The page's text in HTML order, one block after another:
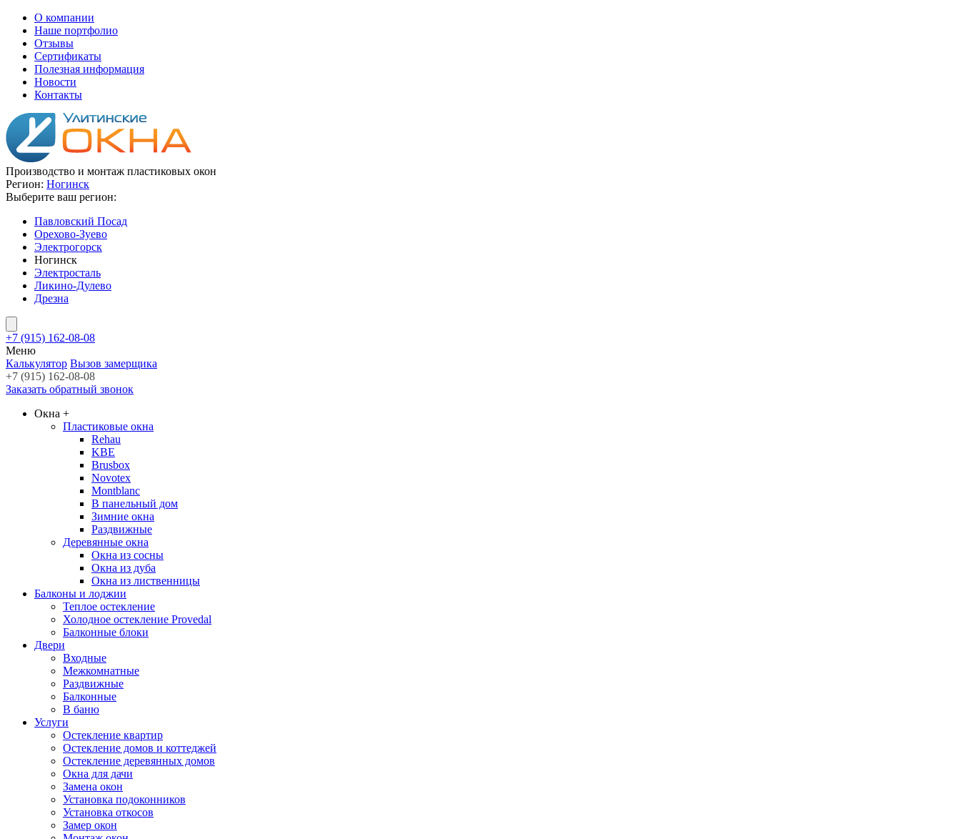
О компании
Наше портфолио
Отзывы
Сертификаты
Полезная информация
Новости
Контакты
Производство и монтаж пластиковых окон
Регион: Ногинск
Выберите ваш регион:
Павловский Посад
Орехово-Зуево
Электрогорск
Ногинск
Электросталь
Ликино-Дулево
Дрезна
+7 (915) 162-08-08
Меню
Калькулятор Вызов замерщика
+7 (915) 162-08-08
Заказать обратный звонок
Окна +
Пластиковые окна
Rehau
KBE
Brusbox
Novotex
Montblanc
В панельный дом
Зимние окна
Раздвижные
Деревянные окна
Окна из сосны
Окна из дуба
Окна из лиственницы
Балконы и лоджии
Теплое остекление
Холодное остекление Provedal
Балконные блоки
Двери
Входные
Межкомнатные
Раздвижные
Балконные
В баню
Услуги
Остекление квартир
Остекление домов и коттеджей
Остекление деревянных домов
Окна для дачи
Замена окон
Установка подоконников
Установка откосов
Замер окон